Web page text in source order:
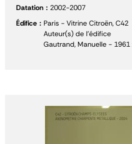
Datation
2002-2007
Édifice
Paris - Vitrine Citroën, C42
Auteur(s) de l'édifice
Gautrand, Manuelle -